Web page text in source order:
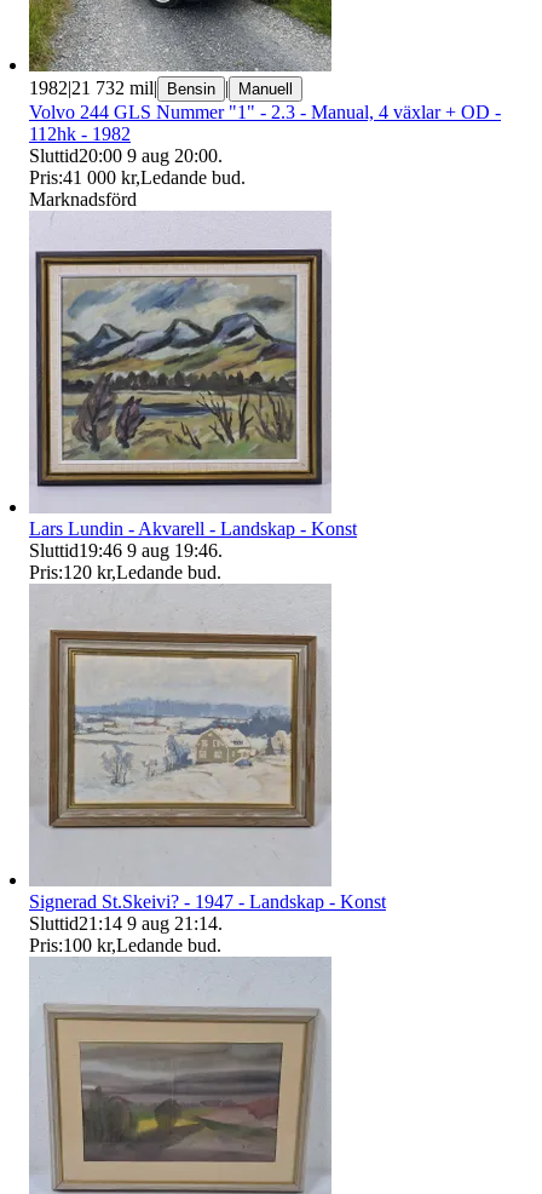
1982|21 732 mil| Bensin | Manuell
Volvo 244 GLS Nummer "1" - 2.3 - Manual, 4 växlar + OD -
112hk - 1982
Sluttid20:00 9 aug 20:00.
Pris:41 000 kr,Ledande bud.
Marknadsförd
Lars Lundin - Akvarell - Landskap - Konst
Sluttid19:46 9 aug 19:46.
Pris:120 kr,Ledande bud.
Signerad St.Skeivi? - 1947 - Landskap - Konst
Sluttid21:14 9 aug 21:14.
Pris:100 kr,Ledande bud.